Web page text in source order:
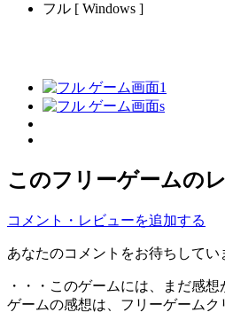
フル [ Windows ]
このフリーゲームの
コメント・レビューを追加する
あなたのコメントをお待ちしてい
・・・このゲームには、まだ感
ゲームの感想は、フリーゲームク